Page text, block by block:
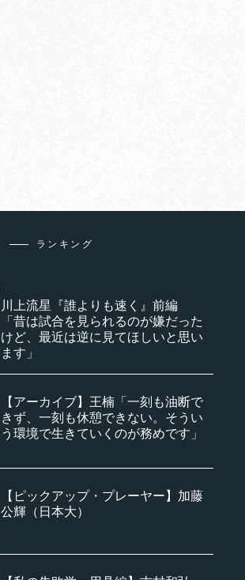
ランキング
川上流星『誰よりも速く』前編
「昔は試合を見られるのが嫌だった
けど、最近は逆に見てほしいと思い
ます」
【アーカイブ】王楠「一刻も油断で
きず、一刻も休憩できない。そうい
う環境で生きていくのが務めです」
【ピックアップ・プレーヤー】加藤
公輝（日本大）